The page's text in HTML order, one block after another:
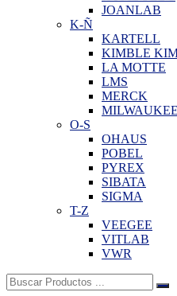
JOANLAB
K-Ñ
KARTELL
KIMBLE
LA MOTTE
LMS
MERCK
MILWAUKEE
O-S
OHAUS
POBEL
PYREX
SIBATA
SIGMA
T-Z
VEEGEE
VITLAB
VWR
Buscar: